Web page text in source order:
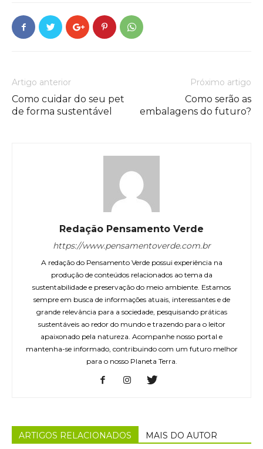
Artigo anterior
Como cuidar do seu pet
de forma sustentável
Próximo artigo
Como serão as
embalagens do futuro?
Redação Pensamento Verde
https://www.pensamentoverde.com.br
A redação do Pensamento Verde possui experiência na
produção de conteúdos relacionados ao tema da
sustentabilidade e preservação do meio ambiente. Estamos
sempre em busca de informações atuais, interessantes e de
grande relevância para a sociedade, pesquisando práticas
sustentáveis ao redor do mundo e trazendo para o leitor
apaixonado pela natureza. Acompanhe nosso portal e
mantenha-se informado, contribuindo com um futuro melhor
para o nosso Planeta Terra.
ARTIGOS RELACIONADOS MAIS DO AUTOR